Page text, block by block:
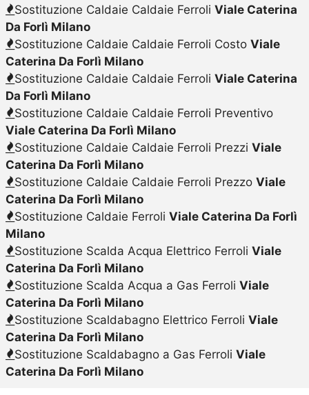
Sostituzione Caldaie Caldaie Ferroli Viale Caterina
Da Forlì Milano
Sostituzione Caldaie Caldaie Ferroli Costo Viale
Caterina Da Forlì Milano
Sostituzione Caldaie Caldaie Ferroli Viale Caterina
Da Forlì Milano
Sostituzione Caldaie Caldaie Ferroli Preventivo
Viale Caterina Da Forlì Milano
Sostituzione Caldaie Caldaie Ferroli Prezzi Viale
Caterina Da Forlì Milano
Sostituzione Caldaie Caldaie Ferroli Prezzo Viale
Caterina Da Forlì Milano
Sostituzione Caldaie Ferroli Viale Caterina Da Forlì
Milano
Sostituzione Scalda Acqua Elettrico Ferroli Viale
Caterina Da Forlì Milano
Sostituzione Scalda Acqua a Gas Ferroli Viale
Caterina Da Forlì Milano
Sostituzione Scaldabagno Elettrico Ferroli Viale
Caterina Da Forlì Milano
Sostituzione Scaldabagno a Gas Ferroli Viale
Caterina Da Forlì Milano